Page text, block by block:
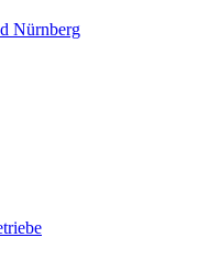
Nürnberg